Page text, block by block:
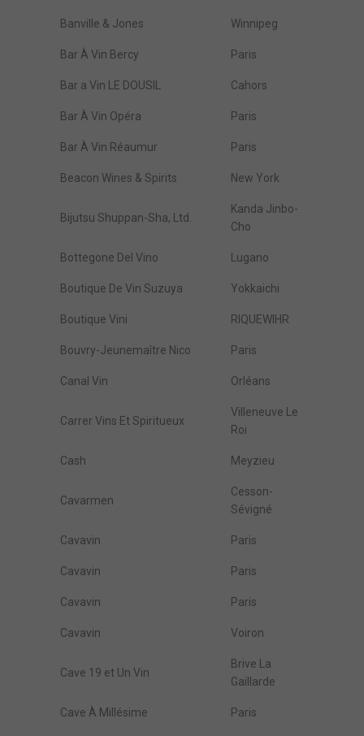
Banville & Jones Winnipeg
Bar À Vin Bercy Paris
Bar a Vin LE DOUSIL Cahors
Bar À Vin Opéra Paris
Bar À Vin Réaumur Paris
Beacon Wines & Spirits New York
Bijutsu Shuppan-Sha, Ltd.
Kanda Jinbo-
Cho
Bottegone Del Vino Lugano
Boutique De Vin Suzuya Yokkaichi
Boutique Vini RIQUEWIHR
Bouvry-Jeunemaître Nico Paris
Canal Vin Orléans
Carrer Vins Et Spiritueux
Villeneuve Le
Roi
Cash Meyzieu
Cavarmen
Cesson-
Sévigné
Cavavin Paris
Cavavin Paris
Cavavin Paris
Cavavin Voiron
Cave 19 et Un Vin
Brive La
Gaillarde
Cave À Millésime Paris